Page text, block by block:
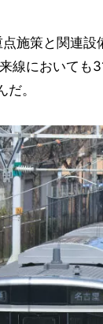
施策と関連設
線においても
。